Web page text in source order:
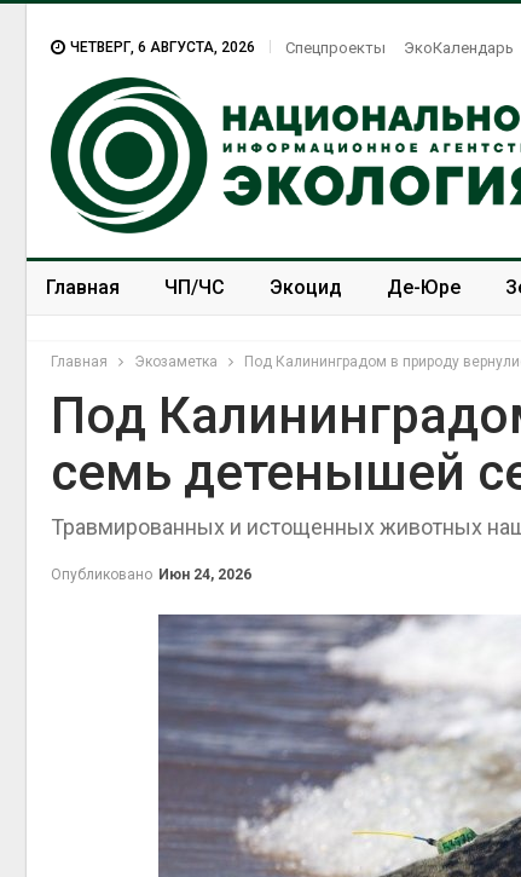
ЧЕТВЕРГ, 6 АВГУСТА, 2026 Спецпроекты ЭкоКалендарь
Главная ЧП/ЧС Экоцид Де-Юре
Главная Экозаметка Под Калининградом в природу
Под
семь детенышей
Травмированных и истощенных животных
Опубликовано Июн 24, 2026
Авг
Авг